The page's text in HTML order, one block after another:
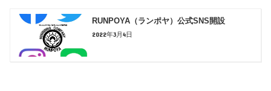
RUNPOYA（ランポヤ）公式SNS開設
2022年3月4日